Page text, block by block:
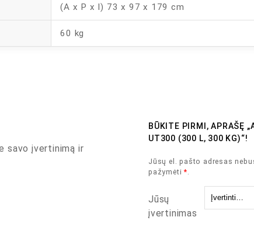
(A x P x I) 73 x 97 x 179 cm
60 kg
savo įvertinimą ir
BŪKITE PIRMI, APRAŠĘ
UT300 (300 L, 300 KG)“!
Jūsų el. pašto adresas
pažymėti*
Jūsų
įvertinimas